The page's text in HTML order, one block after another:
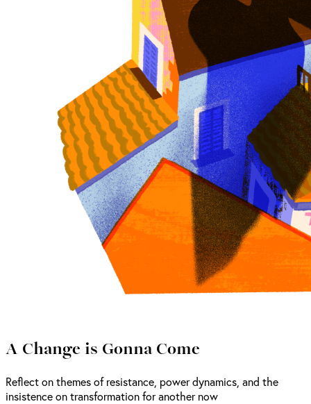
A Change is Gonna Come
Reflect on themes of resistance, power dynamics, and the
insistence on transformation for another now